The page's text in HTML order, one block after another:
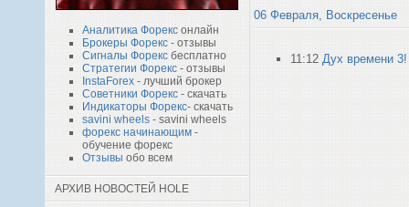
Аналитика Форекс онлайн
Брокеры Форекс - отзывы
Сигналы Форекс бесплатно
Стратегии Форекс - отзывы
InstaForex - лучший брокер
Советники Форекс - скачать
Индикаторы Форекс- скачать
savini wheels - savini wheels
форекс начинающим -
обучение форекс
Отзывы обо всем
АРХИВ НОВОСТЕЙ HOLE
06 Февраля, Воскресенье
11:12 Дух времени